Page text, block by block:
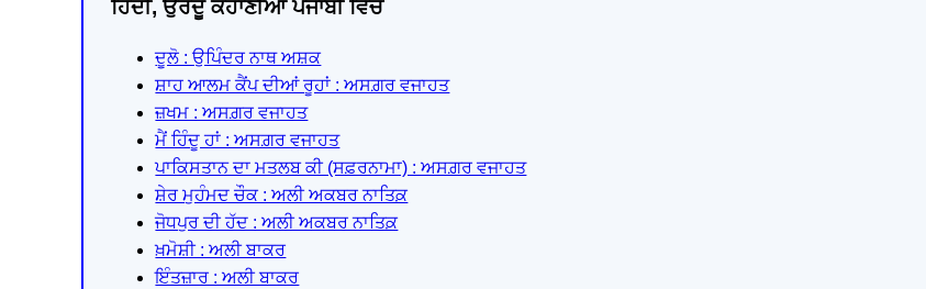
ਹਿੰਦੀ, ਉਰਦੂ ਕਹਾਣੀਆਂ ਪੰਜਾਬੀ ਵਿੱਚ
ਦੂਲੋ : ਉਪਿੰਦਰ ਨਾਥ ਅਸ਼ਕ
ਸ਼ਾਹ ਆਲਮ ਕੈਂਪ ਦੀਆਂ ਰੂਹਾਂ : ਅਸਗ਼ਰ ਵਜਾਹਤ
ਜ਼ਖਮ : ਅਸਗ਼ਰ ਵਜਾਹਤ
ਮੈਂ ਹਿੰਦੂ ਹਾਂ : ਅਸਗ਼ਰ ਵਜਾਹਤ
ਪਾਕਿਸਤਾਨ ਦਾ ਮਤਲਬ ਕੀ (ਸਫ਼ਰਨਾਮਾ) : ਅਸਗ਼ਰ ਵਜਾਹਤ
ਸ਼ੇਰ ਮੁਹੰਮਦ ਚੌਕ : ਅਲੀ ਅਕਬਰ ਨਾਤਿਕ਼
ਜੋਧਪੁਰ ਦੀ ਹੱਦ : ਅਲੀ ਅਕਬਰ ਨਾਤਿਕ਼
ਖ਼ਮੋਸ਼ੀ : ਅਲੀ ਬਾਕਰ
ਇੰਤਜ਼ਾਰ : ਅਲੀ ਬਾਕਰ